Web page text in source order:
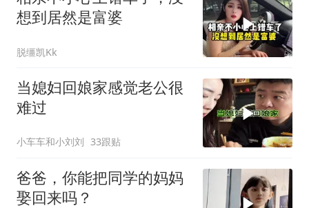
想到居然是富婆
脱缰凯Kk
当媳妇回娘家感觉老公很
难过
小车车和小刘刘 33跟贴
爸爸，你能把同学的妈妈
娶回来吗？